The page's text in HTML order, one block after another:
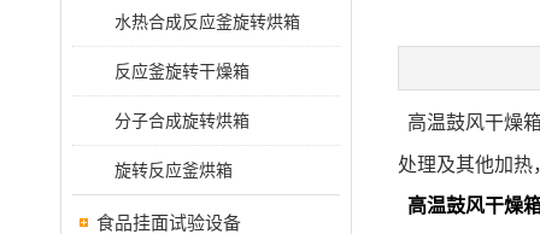
水热合成反应釜旋转烘箱
反应釜旋转干燥箱
分子合成旋转烘箱
旋转反应釜烘箱
食品挂面试验设备
高温鼓风干燥
处理及其他加热
高温鼓风干燥